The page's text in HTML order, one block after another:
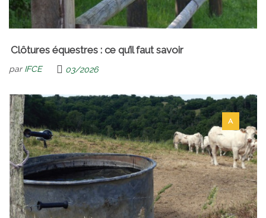
Clôtures équestres : ce qu’il faut savoir
parIFCE 03/2026
A